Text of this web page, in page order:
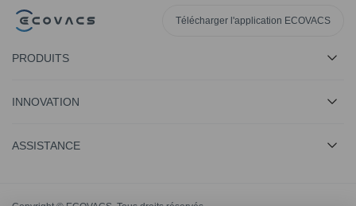
Télécharger l'application ECOVACS
PRODUITS
INNOVATION
ASSISTANCE